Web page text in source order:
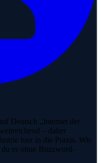
Deutsch „Internet der
– daher
hier in die Praxis. Wie
es ohne Buzzword-